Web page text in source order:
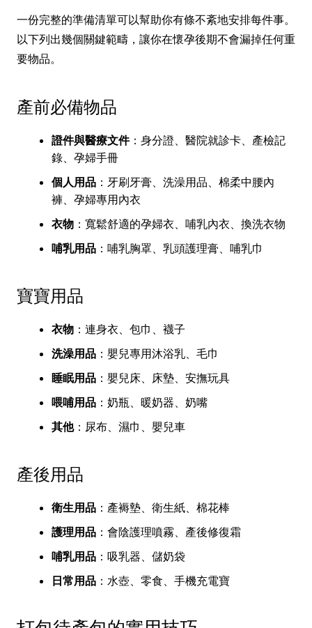
一份完整的準備清單可以幫助你有條不紊地安排每件事。
以下列出幾個關鍵範疇，讓你在懷孕後期不會漏掉任何重
要物品。
產前必備物品
證件與醫療文件：身分證、醫院就診卡、產檢記
錄、孕婦手冊
個人用品：牙刷牙膏、洗澡用品、棉柔中腰內
褲、孕婦專用內衣
衣物：寬鬆舒適的孕婦衣、哺乳內衣、換洗衣物
哺乳用品：哺乳胸罩、乳頭護理膏、哺乳巾
寶寶用品
衣物：連身衣、包巾、襪子
洗澡用品：嬰兒專用沐浴乳、毛巾
睡眠用品：嬰兒床、床墊、安撫玩具
喂哺用品：奶瓶、暖奶器、奶嘴
其他：尿布、濕巾、嬰兒車
產後用品
衛生用品：產褥墊、衛生紙、棉花棒
護理用品：會陰護理噴霧、產後修復霜
哺乳用品：吸乳器、儲奶袋
日常用品：水壺、零食、手機充電寶